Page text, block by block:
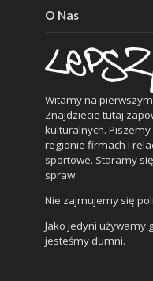
O Nas
Witamy na
Znajdziecie tutaj
kulturalnych. Piszemy
regionie firmach i
sportowe. Staramy
spraw.
Nie zajmujemy się
Jako jedyni używamy
jesteśmy dumni.